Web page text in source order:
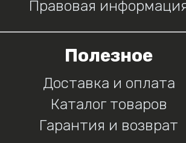
Правовая
Полезное
Доставка и оплата
Каталог товаров
Гарантия и возврат